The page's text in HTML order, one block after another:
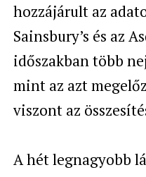
hozzájárult az
Sainsbury’s és az
időszakban több
mint az azt
viszont az
A hét legnagyobb